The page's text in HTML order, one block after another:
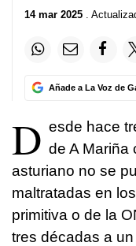
14 mar 2025 .
Añade a La Voz de
D esde hace
de A Mariña
asturiano no se
maltratadas en
primitiva o de la
tres décadas a